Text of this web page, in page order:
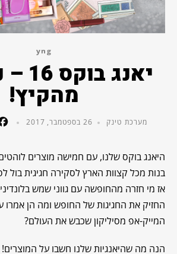
yng
מהקיץ!
מערכת טינק 26 בספטמבר, 2017
היאנג בוקס שלנו, עם חמישה מוצרים
בנות מכל קצוות הארץ לסקירה חגיגית בול
אז מי חזרה מהחופשה עם גווני שמש
החזיק את החגיגות של החופש ומה הן אמרו
המייק-אפ מסיליקון שכבש את העולם?
הנה מה שהיאנגיות שלנו חשבו על המוצרים!